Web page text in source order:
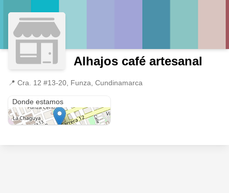
Alhajos café artesanal
📍 Cra. 12 #13-20, Funza, Cundinamarca
Donde estamos